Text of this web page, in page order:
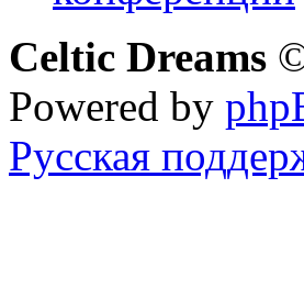
Celtic Dreams
Powered by
Русская